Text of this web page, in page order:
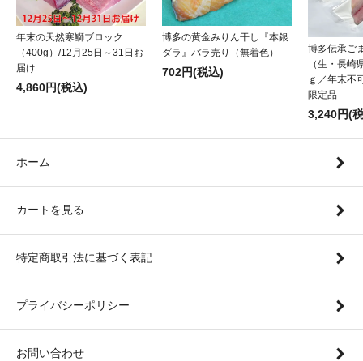
年末の天然寒鰤ブロック
（400g）/12月25日～31日お
届け
4,860円(税込)
博多の黄金みりん干し『本銀
ダラ』バラ売り（無着色）
702円(税込)
博多伝承ご
（生・長
ｇ／年末不
限定品
3,240円(
ホーム
カートを見る
特定商取引法に基づく表記
プライバシーポリシー
お問い合わせ